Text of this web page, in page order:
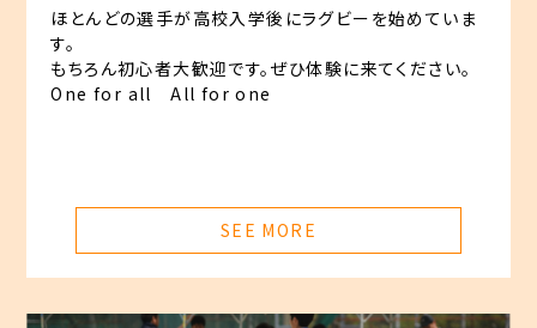
ほとんどの選手が高校入学後にラグビーを始めていま
す。
もちろん初心者大歓迎です。ぜひ体験に来てください。
One for all All for one
SEE MORE